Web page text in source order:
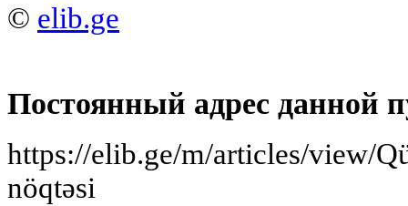
© elib.ge
Постоянный адрес данной
https://elib.ge/m/articles/view/
nöqtəsi